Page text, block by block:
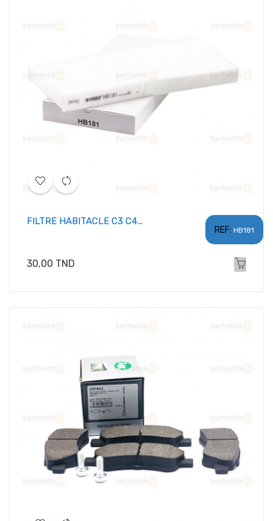
REF: HB181
FILTRE HABITACLE C3 C4...
Prix
30,00 TND